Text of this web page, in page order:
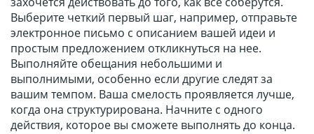
Выберите четкий первый шаг, например, отправьте
электронное письмо с описанием вашей идеи и
простым предложением откликнуться на нее.
Выполняйте обещания небольшими и
выполнимыми, особенно если другие следят за
вашим темпом. Ваша смелость проявляется лучше,
когда она структурирована. Начните с одного
действия, которое вы сможете выполнять до конца.